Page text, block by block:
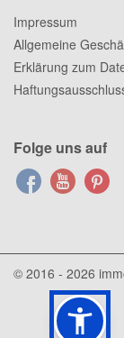
Impressum
Allgemeine
Erklärung zum
Folge uns auf
© 2016 - 2026